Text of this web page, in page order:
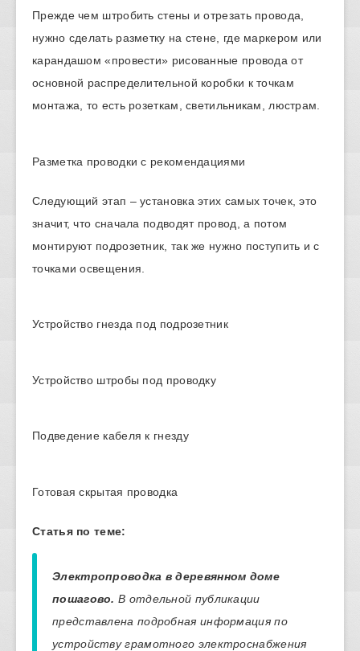
Прежде чем штробить стены и отрезать провода,
нужно сделать разметку на стене, где маркером или
карандашом «провести» рисованные провода от
основной распределительной коробки к точкам
монтажа, то есть розеткам, светильникам, люстрам.
Разметка проводки с рекомендациями
Следующий этап – установка этих самых точек, это
значит, что сначала подводят провод, а потом
монтируют подрозетник, так же нужно поступить и с
точками освещения.
Устройство гнезда под подрозетник
Устройство штробы под проводку
Подведение кабеля к гнезду
Готовая скрытая проводка
Статья по теме:
Электропроводка в деревянном доме
пошагово. В отдельной публикации
представлена подробная информация по
устройству грамотного электроснабжения